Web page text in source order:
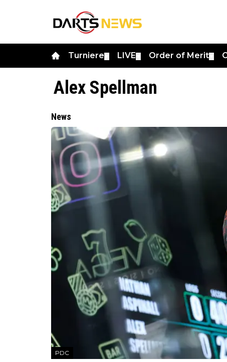
Turniere LIVE Order of Merit
Alex Spellman
News
PDC